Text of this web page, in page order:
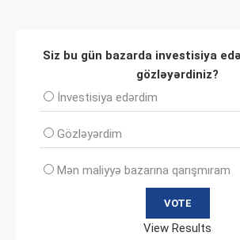
Siz bu gün bazarda investisiya
gözləyərdiniz?
İnvеstisiya edərdim
Gözləyərdim
Mən maliyyə bazarına qarışmıram
View Results